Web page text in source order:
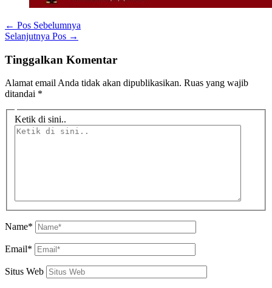
← Pos Sebelumnya
Selanjutnya Pos →
Tinggalkan Komentar
Alamat email Anda tidak akan dipublikasikan. Ruas yang wajib
ditandai *
Ketik di sini..
Name*
Email*
Situs Web